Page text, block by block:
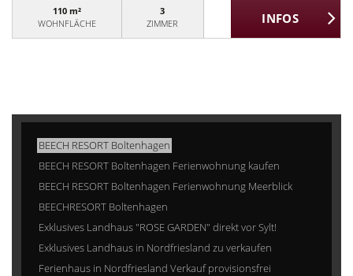
110 m²
WOHNFLÄCHE
3
ZIMMER
BEECH RESORT Boltenhagen
BEECH RESORT Boltenhagen Ferienwohnung kaufen
BEECH RESORT Boltenhagen Ferienwohnung Meerblick
BEECHRESORT Boltenhagen
Exklusives Landhaus "ROSE GARDEN" direkt vor Sylt!
Exklusives Landhaus in Nordfriesland zu verkaufen
Ferienhaus in Nordfriesland Verkauf provisionsfrei